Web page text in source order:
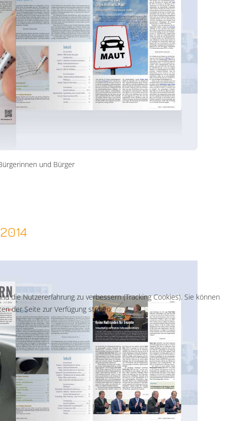
und Bürger
die Nutzererfahrung zu verbessern (Tracking Cookies). Sie können
der Seite zur Verfügung stehen.